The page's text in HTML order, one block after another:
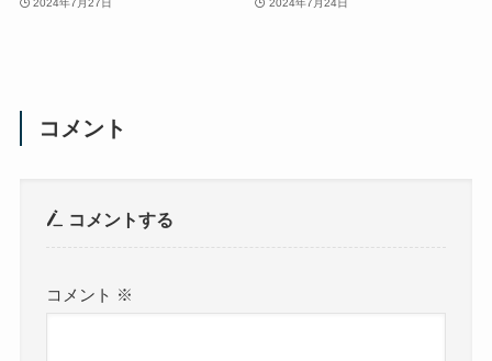
コメント
コメントする
コメント ※